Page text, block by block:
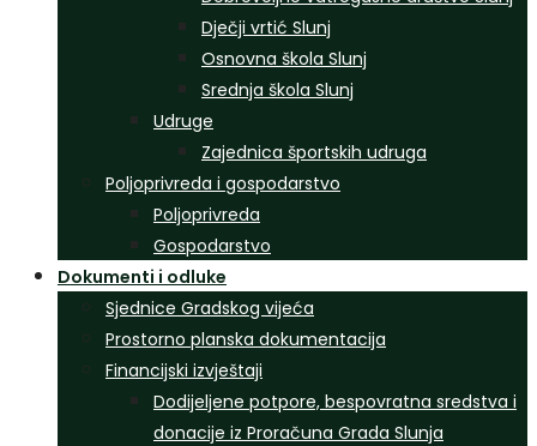
Dječji vrtić Slunj
Osnovna škola Slunj
Srednja škola Slunj
Udruge
Zajednica športskih udruga
Poljoprivreda i gospodarstvo
Poljoprivreda
Gospodarstvo
Dokumenti i odluke
Sjednice Gradskog vijeća
Prostorno planska dokumentacija
Financijski izvještaji
Dodijeljene potpore, bespovratna sredstva i
donacije iz Proračuna Grada Slunja